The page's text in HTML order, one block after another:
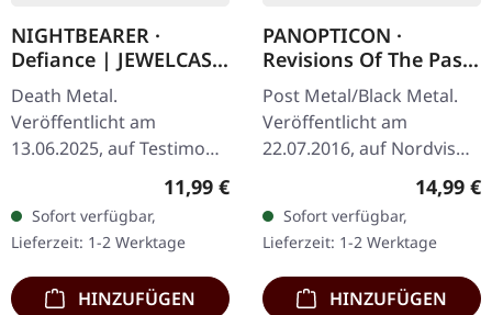
NIGHTBEARER ·
Defiance | JEWELCASE
CD
Death Metal.
Veröffentlicht am
13.06.2025, auf Testimony
Records. CD im Jewelcase
mit 16-seitigem Booklet.
Limitiert auf 500
Exemplare.
NIGHTBEARER…
Regulärer Preis:
11,99 €
Sofort verfügbar,
Lieferzeit: 1-2 Werktage
HINZUFÜGEN
PANOPTICON ·
Revisions Of The Past
| DIGIPAK 2CD
Post Metal/Black Metal.
Veröffentlicht am
22.07.2016, auf Nordvis
Produktion. 8-Panel-
Digipak, neues Artwork
von Nate Burns, 16-
Seiten-Booklet mit…
14,99 €
Sofort verfügbar,
Lieferzeit: 1-2 Werktage
HINZUFÜGEN